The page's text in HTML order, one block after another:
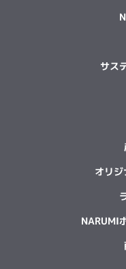
サス
オリ
NARUMI